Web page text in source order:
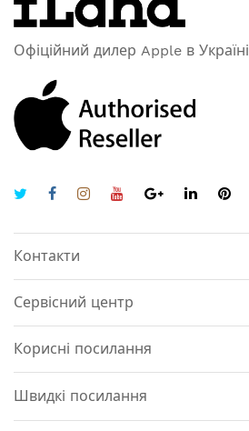
Офіційний дилер Apple в
Контакти
Сервісний центр
Корисні посилання
Швидкі посилання